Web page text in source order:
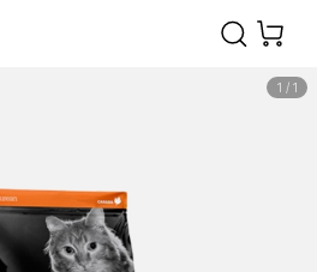
1 / 1